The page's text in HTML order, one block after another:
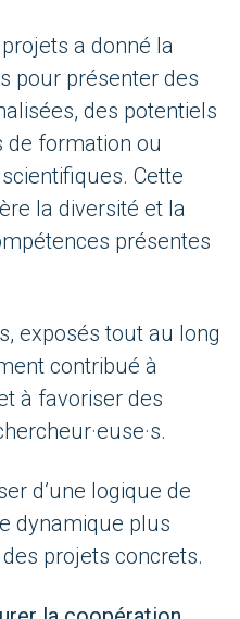
a donné la
pour présenter des
des potentiels
de formation ou
Cette
la diversité et la
présentes
exposés tout au long
contribué à
à favoriser des
d’une logique de
dynamique plus
projets concrets.